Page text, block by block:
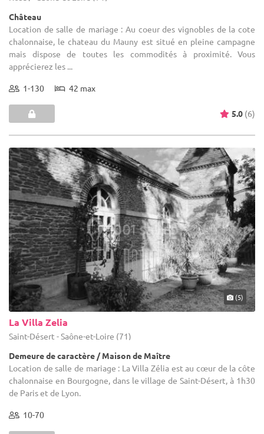
Château
Location de salle de mariage : Au coeur des vignobles de la cote
chalonnaise, le chateau du Mauny est situé en pleine campagne
mais dispose de toutes les commodités à proximité. Vous
apprécierez les ...
1-130 42 max
5.0 (6)
(5)
La Villa Zelia
Saint-Désert - Saône-et-Loire (71)
Demeure de caractère / Maison de Maître
Location de salle de mariage : La Villa Zélia est au cœur de la côte
chalonnaise en Bourgogne, dans le village de Saint-Désert, à 1h30
de Paris et de Lyon.
10-70